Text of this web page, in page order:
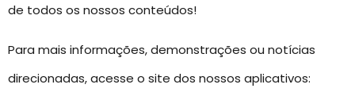
de todos os nossos conteúdos!
Para mais informações, demonstrações ou notícias
direcionadas, acesse o site dos nossos aplicativos: